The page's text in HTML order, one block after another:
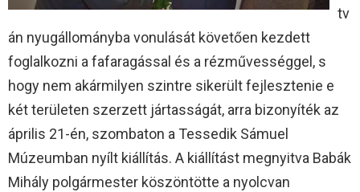
tv
án nyugállományba vonulását követően kezdett
foglalkozni a fafaragással és a rézművességgel, s
hogy nem akármilyen szintre sikerült fejlesztenie e
két területen szerzett jártasságát, arra bizonyíték az
április 21-én, szombaton a Tessedik Sámuel
Múzeumban nyílt kiállítás. A kiállítást megnyitva Babák
Mihály polgármester köszöntötte a nyolcvan